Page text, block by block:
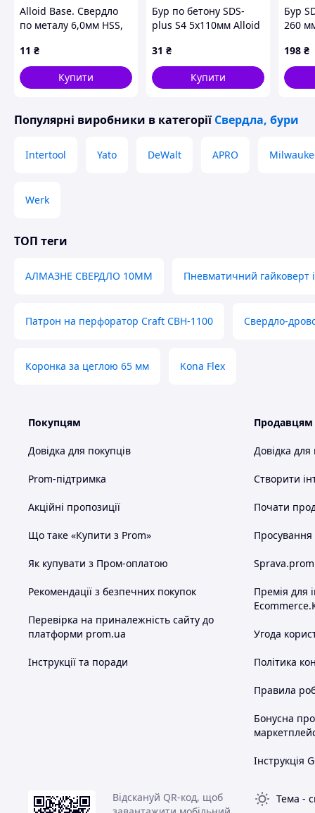
Alloid Base. Свердло
по металу 6,0мм HSS,
11 ₴
Купити
Бур по бетону SDS-
plus S4 5x110мм Alloid
31 ₴
Купити
Бур
260
198 ₴
Популярні виробники в категорії Свердла, бури
Intertool Yato DeWalt APRO
Werk
ТОП теги
АЛМАЗНЕ СВЕРДЛО 10ММ Пневматичний гайковерт
Патрон на перфоратор Craft CBH-1100 Свердло-
Коронка за цеглою 65 мм Kona Flex
Покупцям
Довідка для покупців
Prom-підтримка
Акційні пропозиції
Що таке «Купити з Prom»
Як купувати з Пром-оплатою
Рекомендації з безпечних покупок
Перевірка на приналежність сайту до
платформи prom.ua
Інструкції та поради
Продавцям
Довідка для
Створити
Почати
Просування
Премія для
Угода
Політика
Правила
Бонусна
Інструкція
Відскануй QR-код, щоб
Тема -